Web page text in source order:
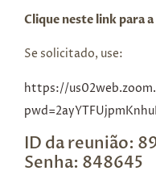
Clique neste link para a
Se solicitado, use:
https://
ID da reunião:
Senha: 848645